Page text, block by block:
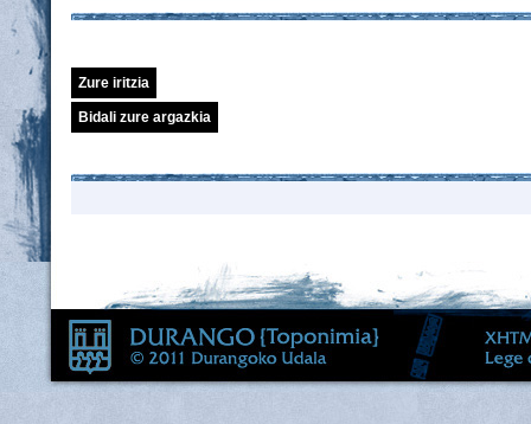
Zure iritzia
Bidali zure argazkia